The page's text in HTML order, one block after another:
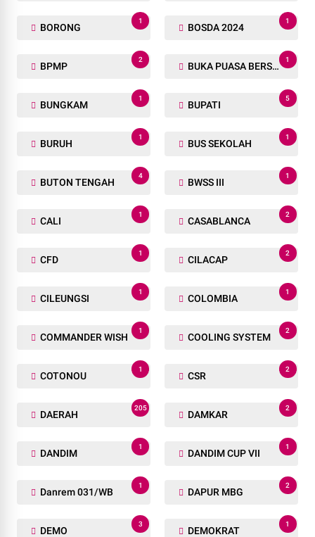
BORONG
1
BOSDA 2024
1
BPMP
2
BUKA PUASA BERSAMA
1
BUNGKAM
1
BUPATI
5
BURUH
1
BUS SEKOLAH
1
BUTON TENGAH
4
BWSS III
1
CALI
1
CASABLANCA
2
CFD
1
CILACAP
2
CILEUNGSI
1
COLOMBIA
1
COMMANDER WISH
1
COOLING SYSTEM
2
COTONOU
1
CSR
2
DAERAH
205
DAMKAR
2
DANDIM
1
DANDIM CUP VII
1
Danrem 031/WB
1
DAPUR MBG
2
DEMO
3
DEMOKRAT
1